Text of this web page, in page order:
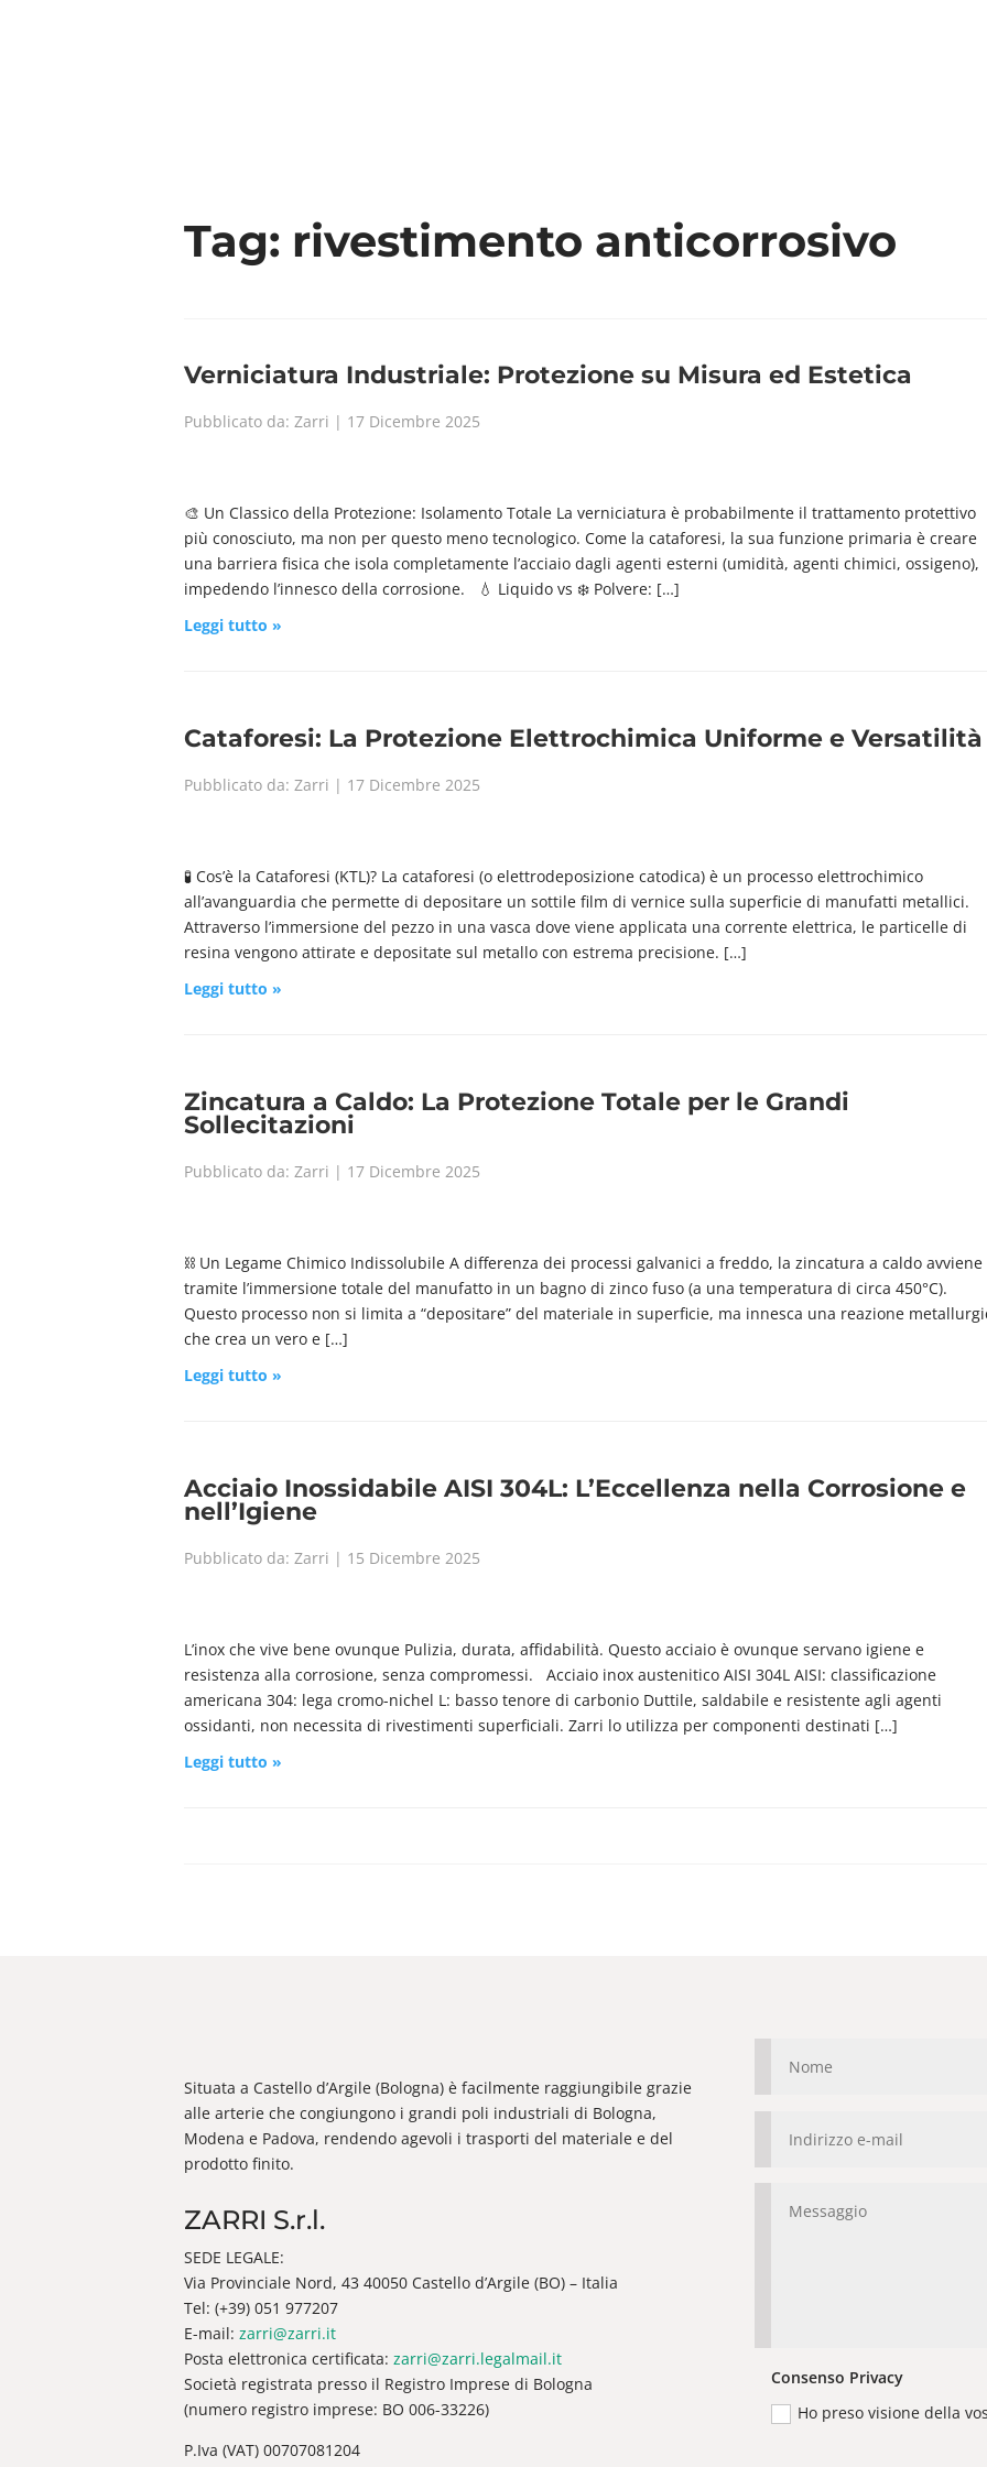
Tag: rivestimento anticorrosivo
Verniciatura Industriale: Protezione su Misura ed Estetica
Pubblicato da: Zarri | 17 Dicembre 2025
🎨 Un Classico della Protezione: Isolamento Totale La verniciatura è probabilmente il trattamento protettivo
più conosciuto, ma non per questo meno tecnologico. Come la cataforesi, la sua funzione primaria è creare
una barriera fisica che isola completamente l’acciaio dagli agenti esterni (umidità, agenti chimici, ossigeno),
impedendo l’innesco della corrosione. 💧 Liquido vs ❄️ Polvere: […]
Leggi tutto »
Cataforesi: La Protezione Elettrochimica Uniforme e Versatilità
Pubblicato da: Zarri | 17 Dicembre 2025
🧪 Cos’è la Cataforesi (KTL)? La cataforesi (o elettrodeposizione catodica) è un processo elettrochimico
all’avanguardia che permette di depositare un sottile film di vernice sulla superficie di manufatti metallici.
Attraverso l’immersione del pezzo in una vasca dove viene applicata una corrente elettrica, le particelle di
resina vengono attirate e depositate sul metallo con estrema precisione. […]
Leggi tutto »
Zincatura a Caldo: La Protezione Totale per le Grandi
Sollecitazioni
Pubblicato da: Zarri | 17 Dicembre 2025
⛓️ Un Legame Chimico Indissolubile A differenza dei processi galvanici a freddo, la zincatura a caldo avviene
tramite l’immersione totale del manufatto in un bagno di zinco fuso (a una temperatura di circa 450°C).
Questo processo non si limita a “depositare” del materiale in superficie, ma innesca una reazione
che crea un vero e […]
Leggi tutto »
Acciaio Inossidabile AISI 304L: L’Eccellenza nella Corrosione e
nell’Igiene
Pubblicato da: Zarri | 15 Dicembre 2025
L’inox che vive bene ovunque Pulizia, durata, affidabilità. Questo acciaio è ovunque servano igiene e
resistenza alla corrosione, senza compromessi. Acciaio inox austenitico AISI 304L AISI: classificazione
americana 304: lega cromo-nichel L: basso tenore di carbonio Duttile, saldabile e resistente agli agenti
ossidanti, non necessita di rivestimenti superficiali. Zarri lo utilizza per componenti destinati […]
Leggi tutto »
Situata a Castello d’Argile (Bologna) è facilmente raggiungibile grazie
alle arterie che congiungono i grandi poli industriali di Bologna,
Modena e Padova, rendendo agevoli i trasporti del materiale e del
prodotto finito.
ZARRI S.r.l.
SEDE LEGALE:
Via Provinciale Nord, 43 40050 Castello d’Argile (BO) – Italia
Tel: (+39) 051 977207
E-mail: zarri@zarri.it
Posta elettronica certificata: zarri@zarri.legalmail.it
Società registrata presso il Registro Imprese di Bologna
(numero registro imprese: BO 006-33226)
P.Iva (VAT) 00707081204
Consenso Privacy
Ho preso visione della